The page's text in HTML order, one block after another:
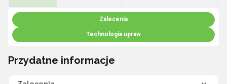
Zalecenia
Technologia upraw
Przydatne informacje